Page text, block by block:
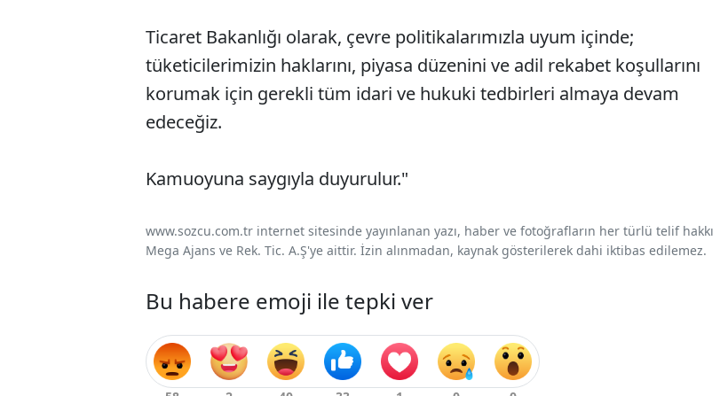
Ticaret Bakanlığı olarak, çevre politikalarımızla uyum içinde;
tüketicilerimizin haklarını, piyasa düzenini ve adil rekabet koşullarını
korumak için gerekli tüm idari ve hukuki tedbirleri almaya devam
edeceğiz.
Kamuoyuna saygıyla duyurulur."
www.sozcu.com.tr internet sitesinde yayınlanan yazı, haber ve fotoğrafların her türlü telif hakkı
Mega Ajans ve Rek. Tic. A.Ş'ye aittir. İzin alınmadan, kaynak gösterilerek dahi iktibas edilemez.
Bu habere emoji ile tepki ver